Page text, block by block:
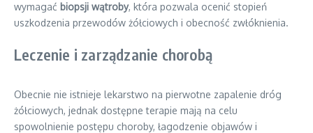
wymagać biopsji wątroby, która pozwala ocenić stopień
uszkodzenia przewodów żółciowych i obecność zwłóknienia.
Leczenie i zarządzanie chorobą
Obecnie nie istnieje lekarstwo na pierwotne zapalenie dróg
żółciowych, jednak dostępne terapie mają na celu
spowolnienie postępu choroby, łagodzenie objawów i